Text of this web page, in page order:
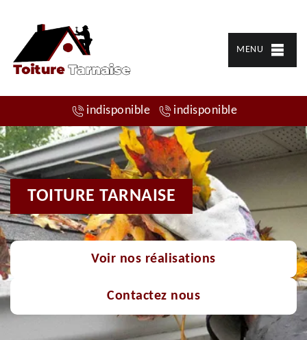
MENU
indisponible indisponible
TOITURE TARNAISE
Voir nos réalisations
Contactez nous